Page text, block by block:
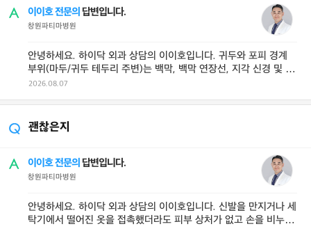
이이호 전문의 답변입니다.
창원파티마병원
안녕하세요. 하이닥 외과 상담의 이이호입니다. 귀두와 포피 경계
부위(마두/귀두 테두리 주변)는 백막, 백막 연장선, 지각 신경 및 얕
2026.08.07
괜찮은지
이이호 전문의 답변입니다.
창원파티마병원
안녕하세요. 하이닥 외과 상담의 이이호입니다. 신발을 만지거나 세
탁기에서 떨어진 옷을 접촉했더라도 피부 상처가 없고 손을 비누로